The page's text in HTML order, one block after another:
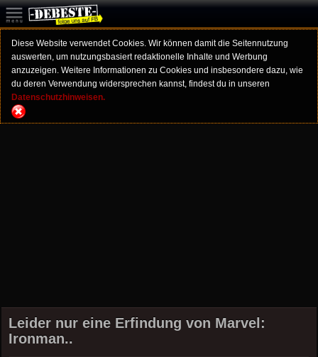
Diese Website verwendet Cookies. Wir können damit die Seitennutzung
auswerten, um nutzungsbasiert redaktionelle Inhalte und Werbung
anzuzeigen. Weitere Informationen zu Cookies und insbesondere dazu, wie
du deren Verwendung widersprechen kannst, findest du in unseren
Datenschutzhinweisen.
Leider nur eine Erfindung von Marvel:
Ironman..